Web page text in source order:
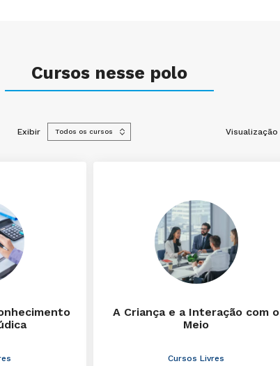
Cursos nesse polo
Exibir Visualização
A Criança e a Interação com o
Meio
Cursos Livres